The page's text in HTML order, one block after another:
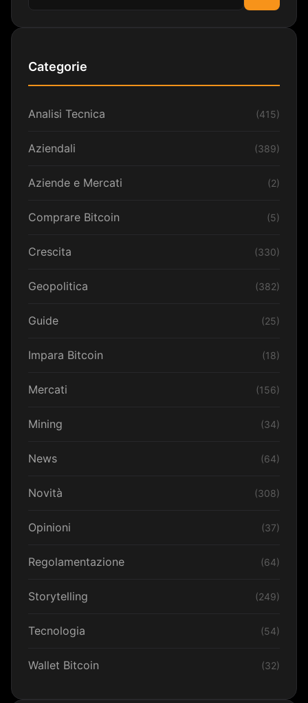
Cerca
Categorie
Analisi Tecnica (415)
Aziendali (389)
Aziende e Mercati (2)
Comprare Bitcoin (5)
Crescita (330)
Geopolitica (382)
Guide (25)
Impara Bitcoin (18)
Mercati (156)
Mining (34)
News (64)
Novità (308)
Opinioni (37)
Regolamentazione (64)
Storytelling (249)
Tecnologia (54)
Wallet Bitcoin (32)